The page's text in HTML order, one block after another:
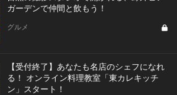
ガーデンで仲間と飲もう！
グルメ
【受付終了】あなたも名店のシェフになれ
る！ オンライン料理教室「東カレキッチ
ン」スタート！